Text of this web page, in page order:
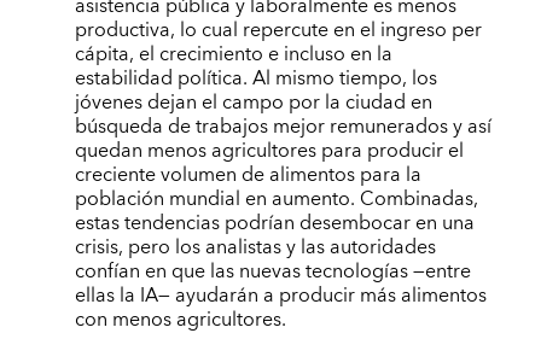
productiva, lo cual repercute en el ingreso per
cápita, el crecimiento e incluso en la
estabilidad política. Al mismo tiempo, los
jóvenes dejan el campo por la ciudad en
búsqueda de trabajos mejor remunerados y así
quedan menos agricultores para producir el
creciente volumen de alimentos para la
población mundial en aumento. Combinadas,
estas tendencias podrían desembocar en una
crisis, pero los analistas y las autoridades
confían en que las nuevas tecnologías —entre
ellas la IA— ayudarán a producir más alimentos
con menos agricultores.